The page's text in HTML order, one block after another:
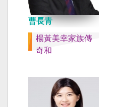
曹長青
楊黃美幸家族傳
奇和